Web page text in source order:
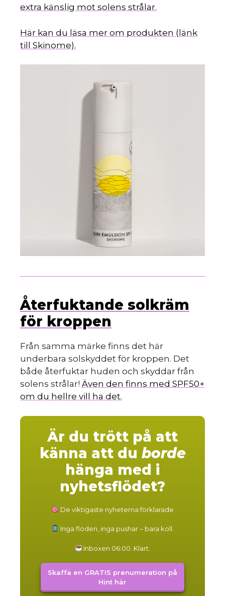
extra känslig mot solens strålar.
Här kan du läsa mer om produkten (länk
till Skinome).
Återfuktande solkräm
för kroppen
Från samma märke finns det här
underbara solskyddet för kroppen. Det
både återfuktar huden och skyddar från
solens strålar! Även den finns med SPF50+
om du hellre vill ha det.
Är du trött på att
känna att du borde
hänga med i
nyhetsflödet?
De viktigaste nyheterna förklarade
Inga flöden, inga pushar – bara koll.
Inboxen 06:00. Klart.
Skaffa en GRATIS prenumeration på
Hint här